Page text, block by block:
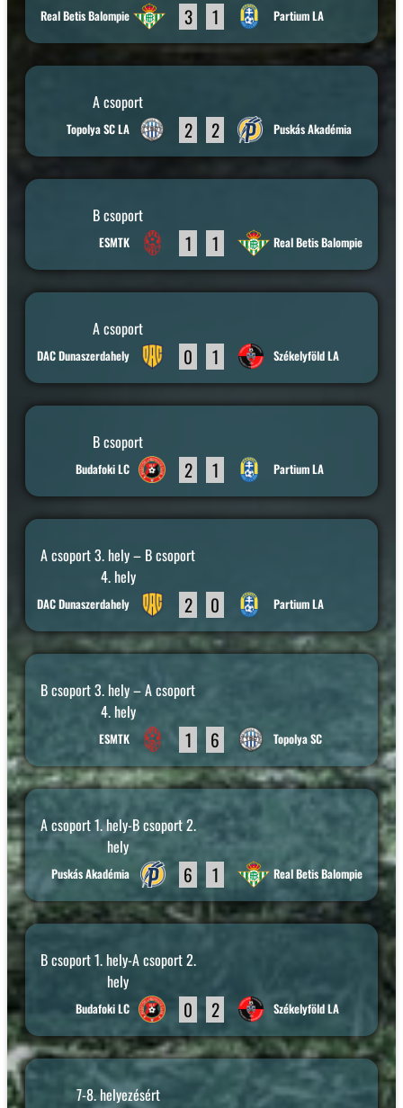
Real Betis Balompie 3 1 Partium LA
A csoport
Topolya SC LA 2 2 Puskás Akadémia
B csoport
ESMTK 1 1 Real Betis Balompie
A csoport
DAC Dunaszerdahely 0 1 Székelyföld LA
B csoport
Budafoki LC 2 1 Partium LA
A csoport 3. hely – B csoport
4. hely
DAC Dunaszerdahely 2 0 Partium LA
B csoport 3. hely – A csoport
4. hely
ESMTK 1 6 Topolya SC
A csoport 1. hely-B csoport 2.
hely
Puskás Akadémia 6 1 Real Betis Balompie
B csoport 1. hely-A csoport 2.
hely
Budafoki LC 0 2 Székelyföld LA
7-8. helyezésért